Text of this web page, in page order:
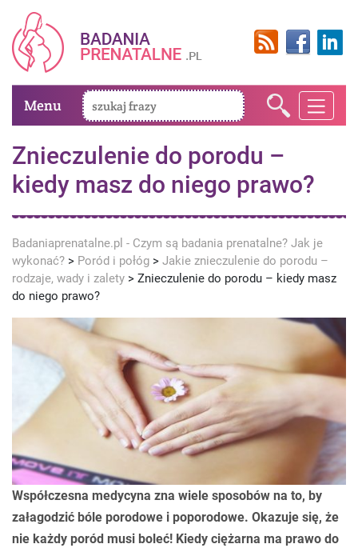
Menu
Znieczulenie do porodu –
kiedy masz do niego prawo?
Badaniaprenatalne.pl - Czym są badania prenatalne? Jak je
wykonać? > Poród i połóg > Jakie znieczulenie do porodu –
rodzaje, wady i zalety > Znieczulenie do porodu – kiedy masz
do niego prawo?
Współczesna medycyna zna wiele sposobów na to, by
załagodzić bóle porodowe i poporodowe. Okazuje się, że
nie każdy poród musi boleć! Kiedy ciężarna ma prawo do